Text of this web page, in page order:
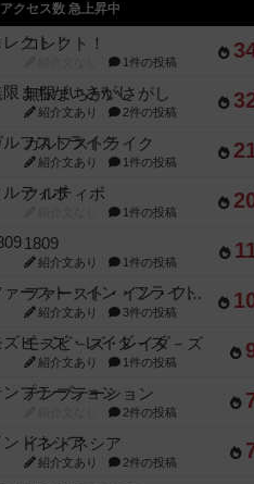
アクセス数 急上昇中
コレクト！
1件の投稿
無限まちがいさがし
紹介文あり 2件の投稿
ガルフストライク
紹介文あり 1件の投稿
クルティボ
1件の投稿
1809
紹介文あり 1件の投稿
ファースト・イン・フライト
紹介文あり 3件の投稿
モズビ－ズ・レイダ－ズ
紹介文あり 1件の投稿
テンプテーション
2件の投稿
インドネシア
紹介文あり 2件の投稿